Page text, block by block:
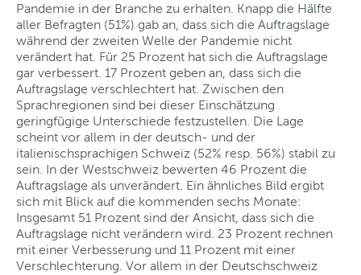
Pandemie in der Branche zu erhalten. Knapp die Hälfte
aller Befragten (51%) gab an, dass sich die Auftragslage
während der zweiten Welle der Pandemie nicht
verändert hat. Für 25 Prozent hat sich die Auftragslage
gar verbessert. 17 Prozent geben an, dass sich die
Auftragslage verschlechtert hat. Zwischen den
Sprachregionen sind bei dieser Einschätzung
geringfügige Unterschiede festzustellen. Die Lage
scheint vor allem in der deutsch- und der
italienischsprachigen Schweiz (52% resp. 56%) stabil zu
sein. In der Westschweiz bewerten 46 Prozent die
Auftragslage als unverändert. Ein ähnliches Bild ergibt
sich mit Blick auf die kommenden sechs Monate:
Insgesamt 51 Prozent sind der Ansicht, dass sich die
Auftragslage nicht verändern wird. 23 Prozent rechnen
mit einer Verbesserung und 11 Prozent mit einer
Verschlechterung. Vor allem in der Deutschschweiz